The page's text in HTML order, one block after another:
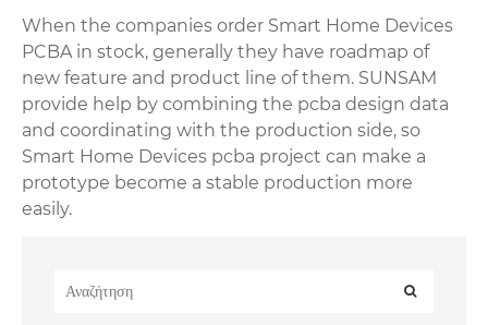
When the companies order Smart Home Devices
PCBA in stock, generally they have roadmap of
new feature and product line of them. SUNSAM
provide help by combining the pcba design data
and coordinating with the production side, so
Smart Home Devices pcba project can make a
prototype become a stable production more
easily.